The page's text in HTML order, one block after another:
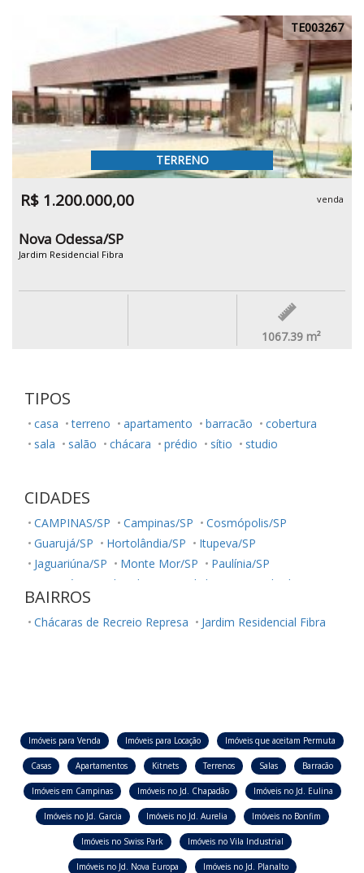
TE003267
TERRENO
R$ 1.200.000,00 venda
Nova Odessa/SP
Jardim Residencial Fibra
1067.39 m²
TIPOS
casa terreno apartamento barracão
cobertura
sala
salão chácara prédio sítio studio
CIDADES
CAMPINAS/SP Campinas/SP
Cosmópolis/SP
Guarujá/SP
Hortolândia/SP
Itupeva/SP
Jaguariúna/SP
Monte Mor/SP
Paulínia/SP
Sumaré/SP
Ubatuba/SP Valinhos/SP Vinhedo/SP
BAIRROS
Chácaras de Recreio Represa Jardim Residencial Fibra
Imóveis para Venda Imóveis para Locação Imóveis que aceitam Permuta
Casas Apartamentos Kitnets Terrenos Salas Barracão
Imóveis em Campinas Imóveis no Jd. Chapadão Imóveis no Jd. Eulina
Imóveis no Jd. Garcia Imóveis no Jd. Aurelia Imóveis no Bonfim
Imóveis no Swiss Park Imóveis no Vila Industrial
Imóveis no Jd. Nova Europa Imóveis no Jd. Planalto